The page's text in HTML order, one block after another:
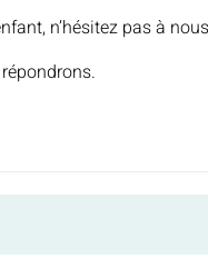
n’hésitez pas à